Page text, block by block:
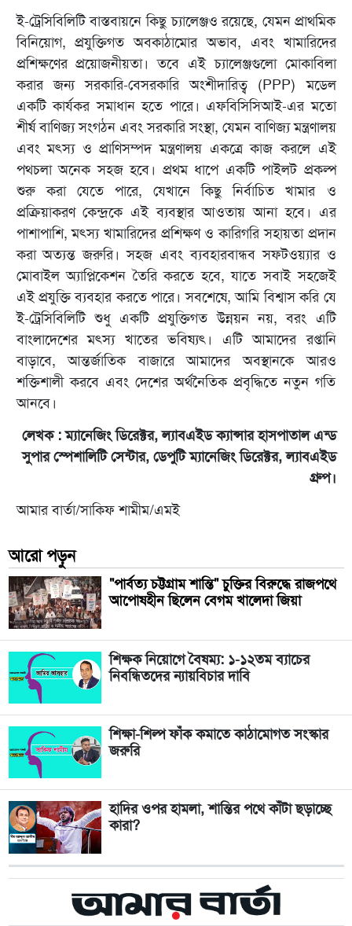
ই-ট্রেসিবিলিটি বাস্তবায়নে কিছু চ্যালেঞ্জও রয়েছে, যেমন প্রাথমিক
বিনিয়োগ, প্রযুক্তিগত অবকাঠামোর অভাব, এবং খামারিদের
প্রশিক্ষণের প্রয়োজনীয়তা। তবে এই চ্যালেঞ্জগুলো মোকাবিলা
করার জন্য সরকারি-বেসরকারি অংশীদারিত্ব (PPP) মডেল
একটি কার্যকর সমাধান হতে পারে। এফবিসিসিআই-এর মতো
শীর্ষ বাণিজ্য সংগঠন এবং সরকারি সংস্থা, যেমন বাণিজ্য মন্ত্রণালয়
এবং মৎস্য ও প্রাণিসম্পদ মন্ত্রণালয় একত্রে কাজ করলে এই
পথচলা অনেক সহজ হবে। প্রথম ধাপে একটি পাইলট প্রকল্প
শুরু করা যেতে পারে, যেখানে কিছু নির্বাচিত খামার ও
প্রক্রিয়াকরণ কেন্দ্রকে এই ব্যবস্থার আওতায় আনা হবে। এর
পাশাপাশি, মৎস্য খামারিদের প্রশিক্ষণ ও কারিগরি সহায়তা প্রদান
করা অত্যন্ত জরুরি। সহজ এবং ব্যবহারবান্ধব সফটওয়্যার ও
মোবাইল অ্যাপ্লিকেশন তৈরি করতে হবে, যাতে সবাই সহজেই
এই প্রযুক্তি ব্যবহার করতে পারে। সবশেষে, আমি বিশ্বাস করি যে
ই-ট্রেসিবিলিটি শুধু একটি প্রযুক্তিগত উন্নয়ন নয়, বরং এটি
বাংলাদেশের মৎস্য খাতের ভবিষ্যৎ। এটি আমাদের রপ্তানি
বাড়াবে, আন্তর্জাতিক বাজারে আমাদের অবস্থানকে আরও
শক্তিশালী করবে এবং দেশের অর্থনৈতিক প্রবৃদ্ধিতে নতুন গতি
আনবে।
লেখক : ম্যানেজিং ডিরেক্টর, ল্যাবএইড ক্যান্সার হাসপাতাল এন্ড
সুপার স্পেশালিটি সেন্টার, ডেপুটি ম্যানেজিং ডিরেক্টর, ল্যাবএইড
গ্রুপ।
আমার বার্তা/সাকিফ শামীম/এমই
আরো পড়ুন
"পার্বত্য চট্টগ্রাম শান্তি" চুক্তির বিরুদ্ধে রাজপথে
আপোষহীন ছিলেন বেগম খালেদা জিয়া
শিক্ষক নিয়োগে বৈষম্য: ১-১২তম ব্যাচের
নিবন্ধিতদের ন্যায়বিচার দাবি
শিক্ষা-শিল্প ফাঁক কমাতে কাঠামোগত সংস্কার
জরুরি
হাদির ওপর হামলা, শান্তির পথে কাঁটা ছড়াচ্ছে
কারা?